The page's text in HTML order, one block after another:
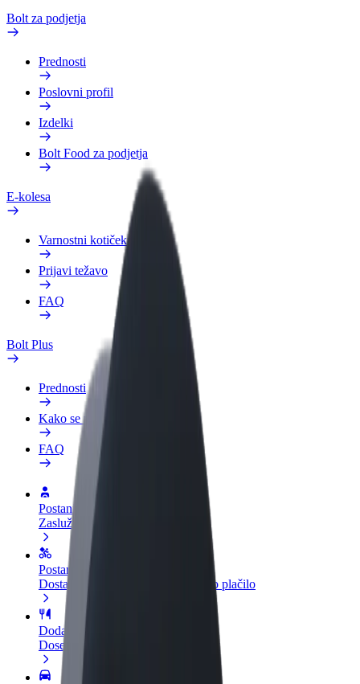
Bolt za podjetja
Prednosti
Poslovni profil
Izdelki
Bolt Food za podjetja
E-kolesa
Varnostni kotiček
Prijavi težavo
FAQ
Bolt Plus
Prednosti
Kako se pridružiti
FAQ
Postani voznik
Zasluži denar pod svojimi pogoji
Postanite kurir
Dostavljaj hrano in prejmi tedensko plačilo
Dodaj restavracijo ali trgovino
Dosezi več strank in zvišaj zaslužek